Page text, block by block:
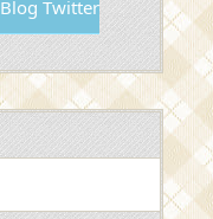
Blog Twitter